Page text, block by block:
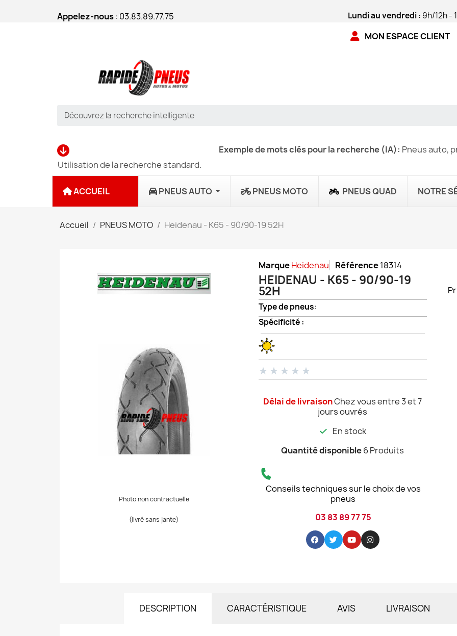
Appelez-nous: 03.83.89.77.75 Lundi au vendredi : 9h/12h -
MON ESPACE CLIENT
Utilisation de la recherche standard.
Exemple de mots clés pour la recherche (IA): Pneus auto,
ACCUEIL PNEUS AUTO PNEUS MOTO PNEUS QUAD NOTRE
Accueil PNEUS MOTO Heidenau - K65 - 90/90-19 52H
Photo non contractuelle
(livré sans jante)
MarqueHeidenau Référence18314
HEIDENAU - K65 - 90/90-19
52H
Type de pneus:
Spécificité :
★ ★ ★ ★ ★
Délai de livraisonChez vous entre 3 et 7
jours ouvrés
En stock
Quantité disponible6 Produits
Conseils techniques sur le choix de vos
pneus
03 83 89 77 75
DESCRIPTION CARACTÉRISTIQUE AVIS LIVRAISON